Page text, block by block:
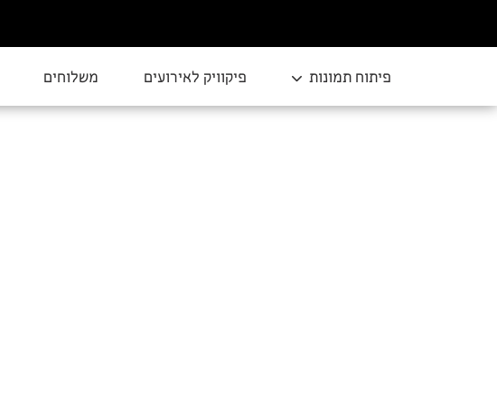
פיתוח תמונות פיקוויק לאירועים משלוחים